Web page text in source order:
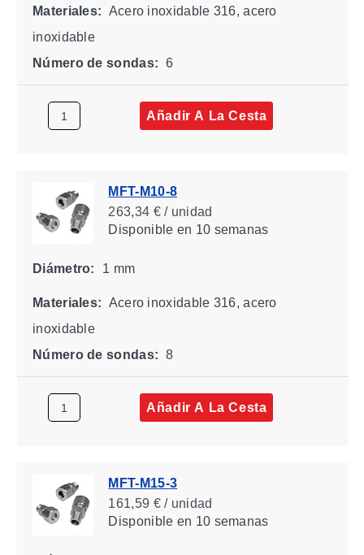
Materiales: Acero inoxidable 316, acero
inoxidable
Número de sondas: 6
Añadir A La Cesta
MFT-M10-8
263,34 € / unidad
Disponibleen 10 semanas
Diámetro: 1 mm
Materiales: Acero inoxidable 316, acero
inoxidable
Número de sondas: 8
Añadir A La Cesta
MFT-M15-3
161,59 € / unidad
Disponibleen 10 semanas